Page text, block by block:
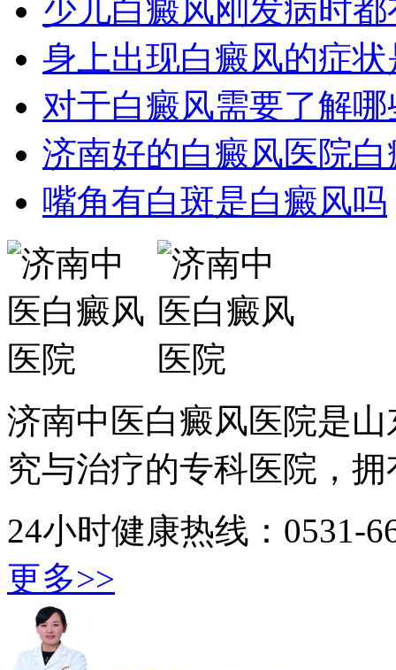
少儿白癜风刚发病时
身上出现白癜风的症
对于白癜风需要了解
济南好的白癜风医院
嘴角有白斑是白癜风吗
济南中医白癜风医院是
究与治疗的专科医院，
24小时健康热线：0531-
更多>>